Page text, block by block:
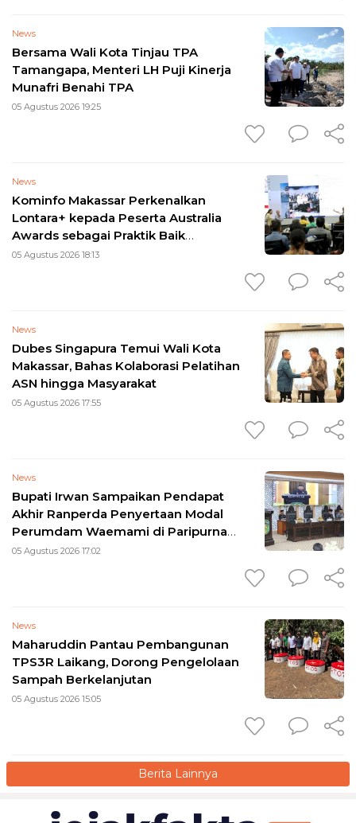
News
Bersama Wali Kota Tinjau TPA
Tamangapa, Menteri LH Puji Kinerja
Munafri Benahi TPA
05 Agustus 2026 19:25
News
Kominfo Makassar Perkenalkan
Lontara+ kepada Peserta Australia
Awards sebagai Praktik Baik
Transformasi Digital
05 Agustus 2026 18:13
News
Dubes Singapura Temui Wali Kota
Makassar, Bahas Kolaborasi Pelatihan
ASN hingga Masyarakat
05 Agustus 2026 17:55
News
Bupati Irwan Sampaikan Pendapat
Akhir Ranperda Penyertaan Modal
Perumdam Waemami di Paripurna
DPRD
05 Agustus 2026 17:02
News
Maharuddin Pantau Pembangunan
TPS3R Laikang, Dorong Pengelolaan
Sampah Berkelanjutan
05 Agustus 2026 15:05
Berita Lainnya